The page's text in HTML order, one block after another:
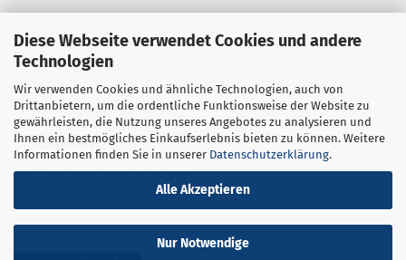
Diese Webseite verwendet Cookies und andere
Technologien
Wir verwenden Cookies und ähnliche Technologien, auch von
Drittanbietern, um die ordentliche Funktionsweise der Website zu
gewährleisten, die Nutzung unseres Angebotes zu analysieren und
Ihnen ein bestmögliches Einkaufserlebnis bieten zu können. Weitere
Informationen finden Sie in unserer Datenschutzerklärung.
Alle Akzeptieren
Nur Notwendige
30161 Hannover
E-Mail: shop@stahlprodukte.com
Öffnungszeiten
Mo. - Do. 08:00 Uhr - 16:30 Uhr